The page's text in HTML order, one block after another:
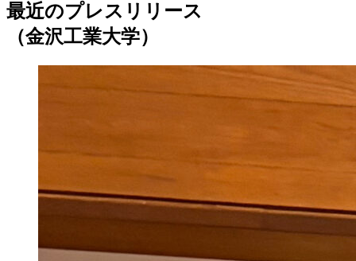
最近のプレスリリース
（金沢工業大学）